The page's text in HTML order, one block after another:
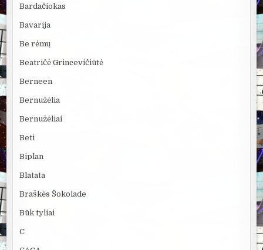
Bardačiokas
Bavarija
Be rėmų
Beatričė Grincevičiūtė
Berneen
Bernužėlia
Bernužėliai
Beti
Biplan
Blatata
Braškės Šokolade
Būk tyliai
C